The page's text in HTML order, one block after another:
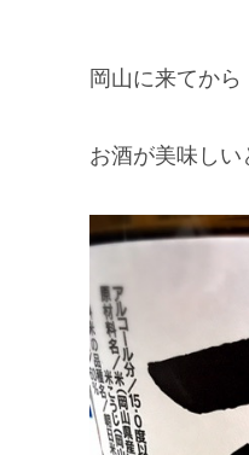
岡山に来てから
お酒が美味し